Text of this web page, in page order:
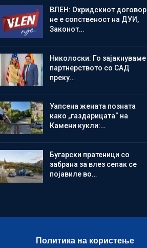
ВЛЕН: Охридскиот договор
не е сопственост на ДУИ,
Законот…
Николоски: Го зајакнуваме
партнерството со САД
преку…
Уапсена жената позната
како „газдарицата“ на
Камени кукли:…
Бугарски пратеници со
забрана за влез сепак се
појавиле во…
Политика на користење